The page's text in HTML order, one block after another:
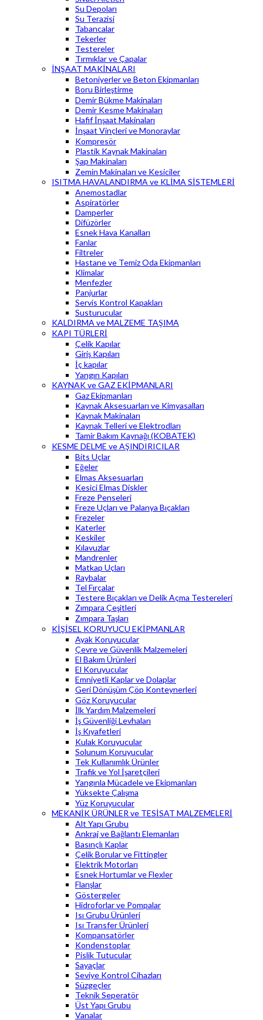
Su Depoları
Su Terazisi
Tabancalar
Tekerler
Testereler
Tırmıklar ve Çapalar
İNŞAAT MAKİNALARI
Betoniyerler ve Beton Ekipmanları
Boru Birleştirme
Demir Bükme Makinaları
Demir Kesme Makinaları
Hafif İnşaat Makinaları
İnşaat Vinçleri ve Monoraylar
Kompresör
Plastik Kaynak Makinaları
Şap Makinaları
Zemin Makinaları ve Kesiciler
ISITMA HAVALANDIRMA ve KLİMA SİSTEMLERİ
Anemostadlar
Aspiratörler
Damperler
Difüzörler
Esnek Hava Kanalları
Fanlar
Filtreler
Hastane ve Temiz Oda Ekipmanları
Klimalar
Menfezler
Panjurlar
Servis Kontrol Kapakları
Susturucular
KALDIRMA ve MALZEME TAŞIMA
KAPI TÜRLERİ
Çelik Kapılar
Giriş Kapıları
İç kapılar
Yangın Kapıları
KAYNAK ve GAZ EKİPMANLARI
Gaz Ekipmanları
Kaynak Aksesuarları ve Kimyasalları
Kaynak Makinaları
Kaynak Telleri ve Elektrodları
Tamir Bakım Kaynağı (KOBATEK)
KESME DELME ve AŞINDIRICILAR
Bits Uçlar
Eğeler
Elmas Aksesuarları
Kesici Elmas Diskler
Freze Penseleri
Freze Uçları ve Palanya Bıçakları
Frezeler
Katerler
Keskiler
Kılavuzlar
Mandrenler
Matkap Uçları
Raybalar
Tel Fırçalar
Testere Bıçakları ve Delik Açma Testereleri
Zımpara Çeşitleri
Zımpara Taşları
KİŞİSEL KORUYUCU EKİPMANLAR
Ayak Koruyucular
Çevre ve Güvenlik Malzemeleri
El Bakım Ürünleri
El Koruyucular
Emniyetli Kaplar ve Dolaplar
Geri Dönüşüm Çöp Konteynerleri
Göz Koruyucular
İlk Yardım Malzemeleri
İş Güvenliği Levhaları
İş Kıyafetleri
Kulak Koruyucular
Solunum Koruyucular
Tek Kullanımlık Ürünler
Trafik ve Yol İşaretçileri
Yangınla Mücadele ve Ekipmanları
Yüksekte Çalışma
Yüz Koruyucular
MEKANİK ÜRÜNLER ve TESİSAT MALZEMELERİ
Alt Yapı Grubu
Ankraj ve Bağlantı Elemanları
Basınçlı Kaplar
Çelik Borular ve Fittingler
Elektrik Motorları
Esnek Hortumlar ve Flexler
Flanşlar
Göstergeler
Hidroforlar ve Pompalar
Isı Grubu Ürünleri
Isı Transfer Ürünleri
Kompansatörler
Kondenstoplar
Pislik Tutucular
Sayaçlar
Seviye Kontrol Cihazları
Süzgeçler
Teknik Seperatör
Üst Yapı Grubu
Vanalar